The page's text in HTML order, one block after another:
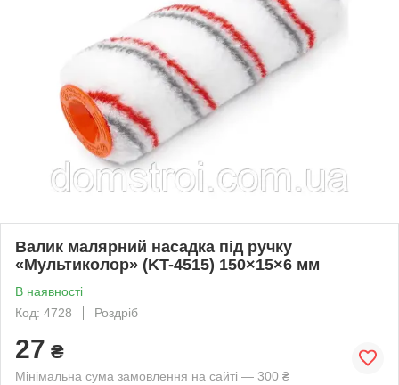
Валик малярний насадка під ручку
«Мультиколор» (KT-4515) 150×15×6 мм
В наявності
Код: 4728
Роздріб
27 ₴
Мінімальна сума замовлення на сайті — 300 ₴